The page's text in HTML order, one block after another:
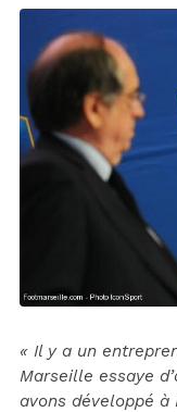
« Il y a un
Marseille essaye
avons développé à